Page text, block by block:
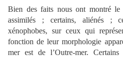
Bien des faits nous ont montré le
assimilés ; certains, aliénés ;
xénophobes, sur ceux qui
fonction de leur morphologie
mer est de l’Outre-mer.